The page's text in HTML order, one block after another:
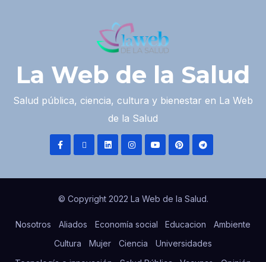
La Web de la Salud
Salud pública, ciencia, cultura y bienestar en La Web
de la Salud
© Copyright 2022 La Web de la Salud.
Nosotros Aliados Economía social Educacion
Ambiente
Cultura
Mujer Ciencia
Universidades